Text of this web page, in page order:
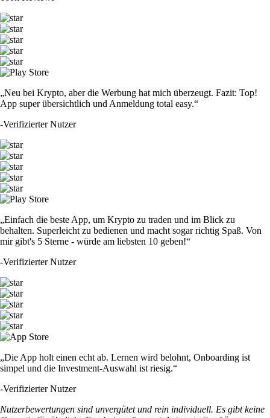
„Neu bei Krypto, aber die Werbung hat mich überzeugt. Fazit: Top!
App super übersichtlich und Anmeldung total easy.“
-Verifizierter Nutzer
„Einfach die beste App, um Krypto zu traden und im Blick zu
behalten. Superleicht zu bedienen und macht sogar richtig Spaß. Von
mir gibt's 5 Sterne - würde am liebsten 10 geben!“
-Verifizierter Nutzer
„Die App holt einen echt ab. Lernen wird belohnt, Onboarding ist
simpel und die Investment-Auswahl ist riesig.“
-Verifizierter Nutzer
Nutzerbewertungen sind unvergütet und rein individuell. Es gibt keine